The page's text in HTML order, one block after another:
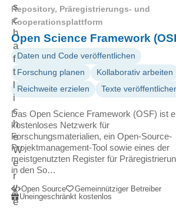
s
c
h
a
f
t
l
i
c
h
e
W
e
r
k
e
Repository, Präregistrierungs- und
Kooperationsplattform
Open Science Framework
Daten und Code veröffentlichen
Forschung planen
Kollaborativ arbeiten
Reichweite erzielen
Texte
Das Open Science Framework (OSF) ist
kostenloses Netzwerk für
Forschungsmaterialien, ein Open-Source-
Projektmanagement-Tool sowie eines der
meistgenutzten Register für
in den So…
Open Source
Gemeinnütziger Betreiber
Uneingeschränkt kostenlos